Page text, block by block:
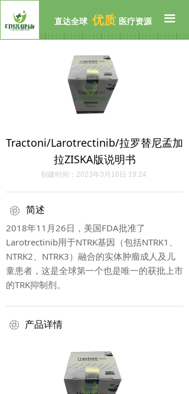
끀
首页
公司介绍
联系我们
直达全球 优质 医疗资源
Tractoni/Larotrectinib/拉罗替尼孟加
拉ZISKA版说明书
简述
创建时间： 2023年3月18日 19:24
2018年11月26日，美国FDA批准了
Larotrectinib用于NTRK基因（包括NTRK1、
NTRK2、NTRK3）融合的实体肿瘤成人及儿
童患者，这是全球第一个也是唯一的获批上市
的TRK抑制剂。
产品详情
ꁵ
ꁵ